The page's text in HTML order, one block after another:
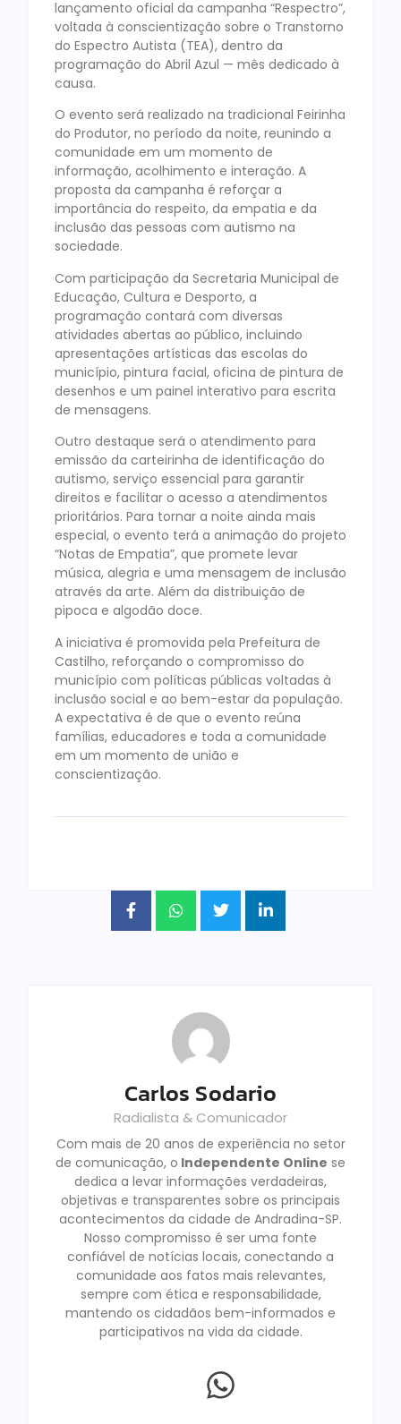
lançamento oficial da campanha “Respectro”,
voltada à conscientização sobre o Transtorno
do Espectro Autista (TEA), dentro da
programação do Abril Azul — mês dedicado à
causa.
O evento será realizado na tradicional Feirinha
do Produtor, no período da noite, reunindo a
comunidade em um momento de
informação, acolhimento e interação. A
proposta da campanha é reforçar a
importância do respeito, da empatia e da
inclusão das pessoas com autismo na
sociedade.
Com participação da Secretaria Municipal de
Educação, Cultura e Desporto, a
programação contará com diversas
atividades abertas ao público, incluindo
apresentações artísticas das escolas do
município, pintura facial, oficina de pintura de
desenhos e um painel interativo para escrita
de mensagens.
Outro destaque será o atendimento para
emissão da carteirinha de identificação do
autismo, serviço essencial para garantir
direitos e facilitar o acesso a atendimentos
prioritários. Para tornar a noite ainda mais
especial, o evento terá a animação do projeto
“Notas de Empatia”, que promete levar
música, alegria e uma mensagem de inclusão
através da arte. Além da distribuição de
pipoca e algodão doce.
A iniciativa é promovida pela Prefeitura de
Castilho, reforçando o compromisso do
município com políticas públicas voltadas à
inclusão social e ao bem-estar da população.
A expectativa é de que o evento reúna
famílias, educadores e toda a comunidade
em um momento de união e
conscientização.
Carlos Sodario
Radialista & Comunicador
Com mais de 20 anos de experiência no setor
de comunicação, o Independente Online se
dedica a levar informações verdadeiras,
objetivas e transparentes sobre os principais
acontecimentos da cidade de Andradina-SP.
Nosso compromisso é ser uma fonte
confiável de notícias locais, conectando a
comunidade aos fatos mais relevantes,
sempre com ética e responsabilidade,
mantendo os cidadãos bem-informados e
participativos na vida da cidade.